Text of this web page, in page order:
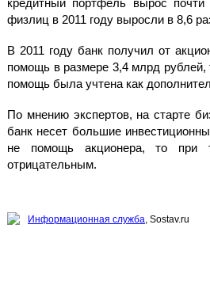
кредитный портфель вырос
физлиц в 2011 году выросли в 8,6
В 2011 году банк получил от
помощь в размере 3,4 млрд
помощь была учтена как
По мнению экспертов, на старте
банк несет большие
не помощь акционера, то при
отрицательным.
Информационная служба, Sostav.ru